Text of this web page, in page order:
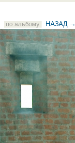
по альбому НАЗАД →